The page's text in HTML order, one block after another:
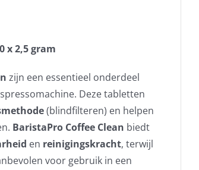
x 2,5 gram
zijn een essentieel onderdeel
Deze tabletten
(blindfilteren) en helpen
BaristaPro Coffee Clean biedt
en reinigingskracht, terwijl
voor gebruik in een